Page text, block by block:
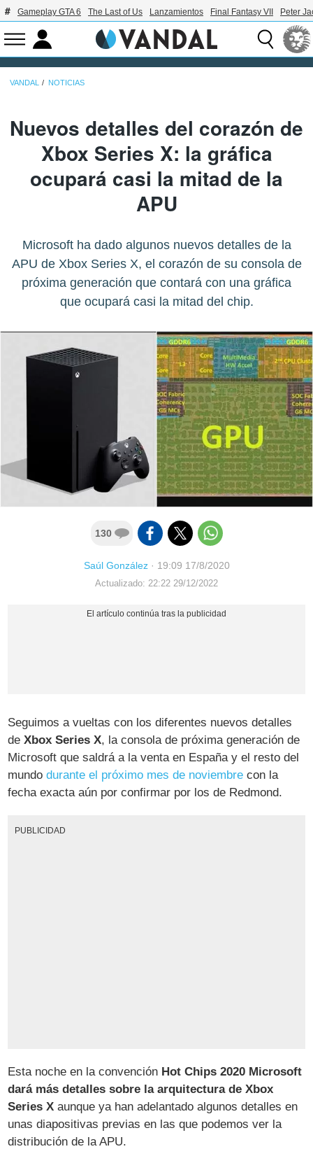
Gameplay GTA 6 The Last of Us Lanzamientos Final Fantasy VII Peter
VANDAL NOTICIAS
Nuevos detalles del corazón de
Xbox Series X: la gráfica
ocupará casi la mitad de la
APU
Microsoft ha dado algunos nuevos detalles de la
APU de Xbox Series X, el corazón de su consola de
próxima generación que contará con una gráfica
que ocupará casi la mitad del chip.
130
Saúl González· 19:09 17/8/2020
Actualizado: 22:22 29/12/2022
Seguimos a vueltas con los diferentes nuevos detalles
deXbox Series X, la consola de próxima generación de
Microsoft que saldrá a la venta en España y el resto del
mundodurante el próximo mes de noviembre con la
fecha exacta aún por confirmar por los de Redmond.
PUBLICIDAD
Esta noche en la convención Hot Chips 2020 Microsoft
dará más detalles sobre la arquitectura de Xbox
Series X aunque ya han adelantado algunos detalles en
unas diapositivas previas en las que podemos ver la
distribución de la APU.